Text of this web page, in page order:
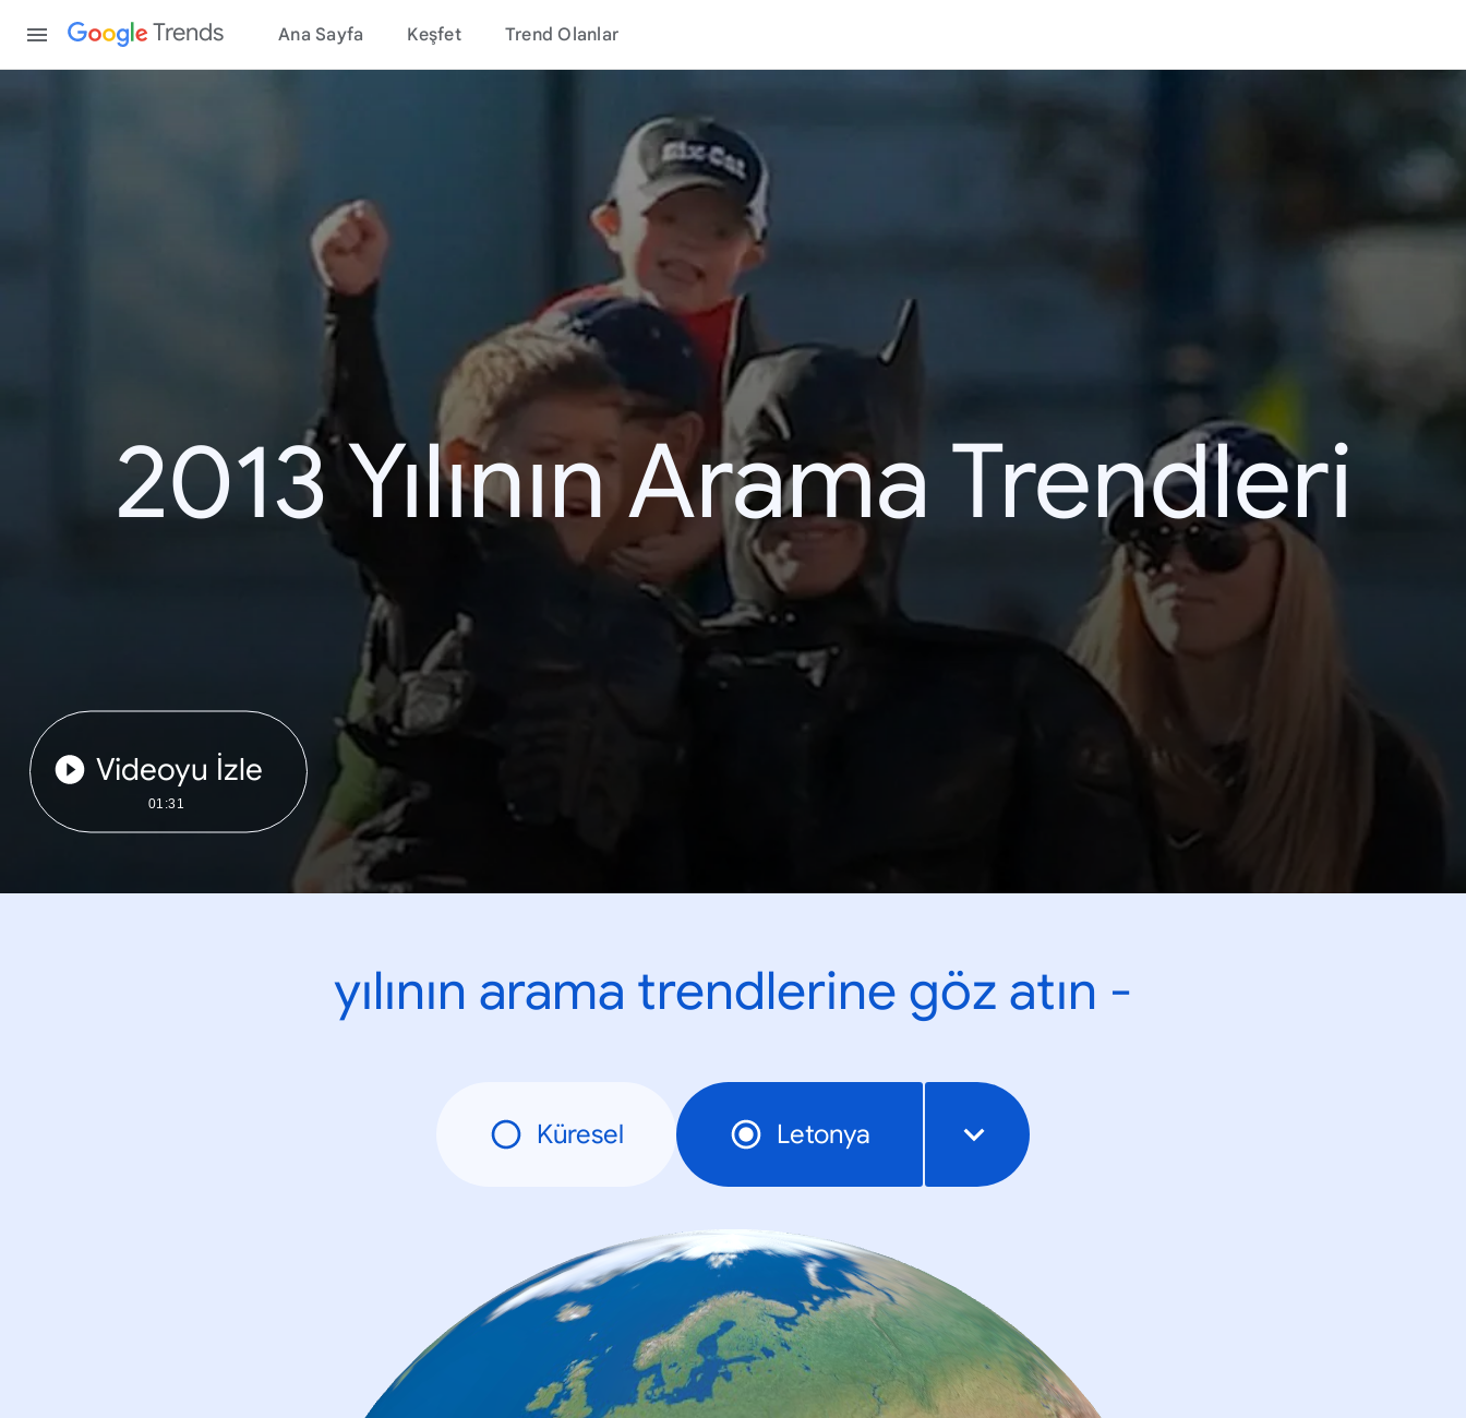
Trends Ana Sayfa Keşfet Trend Olanlar
2013 Yılının Arama Trendleri
Videoyu İzle
01:31
yılının arama trendlerine göz atın -
Küresel Letonya